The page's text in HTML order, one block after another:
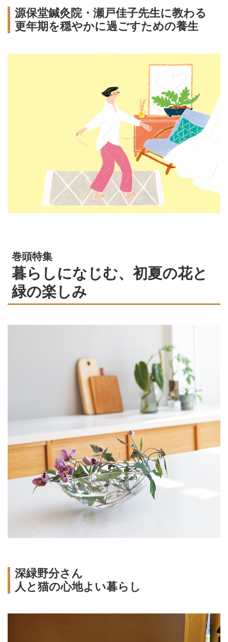
源保堂鍼灸院・瀬戸佳子先生に教わる
更年期を穏やかに過ごすための養生
巻頭特集
暮らしになじむ、初夏の花と
緑の楽しみ
深緑野分さん
人と猫の心地よい暮らし